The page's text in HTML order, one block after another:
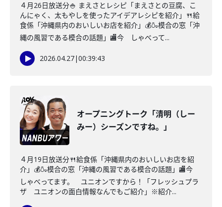
４月26日放送分🍚 まえさとレシピ「まえさとの豆腐、こ
んにゃく、太もやしを使ったアイデアレシピを紹介」🍴給
食係「沖縄県内のおいしいお店を紹介」💰🍶模合の窓「沖
縄の風習である模合の話題」🏬今 しゃべって...
2026.04.27|00:39:43
オープニングトーク「清明（しー
みー）シーズンですね。」
４月19日放送分🍴給食係「沖縄県内のおいしいお店を紹
介」💰🍶模合の窓「沖縄の風習である模合の話題」🏬今
しゃべってます。 ユニオンですから！「フレッシュプラ
ザ ユニオンの面白情報なんでもご紹介」※紹介...